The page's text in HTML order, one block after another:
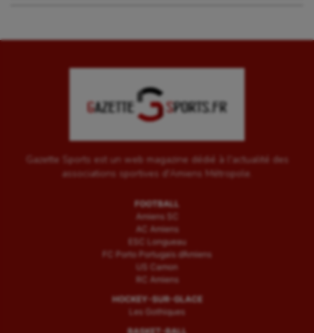
Gazette Sports est un web magazine dédié à l'actualité des
associations sportives d'Amiens Métropole.
FOOTBALL
Amiens SC
AC Amiens
ESC Longueau
FC Porto Portugais d’Amiens
US Camon
RC Amiens
HOCKEY-SUR-GLACE
Les Gothiques